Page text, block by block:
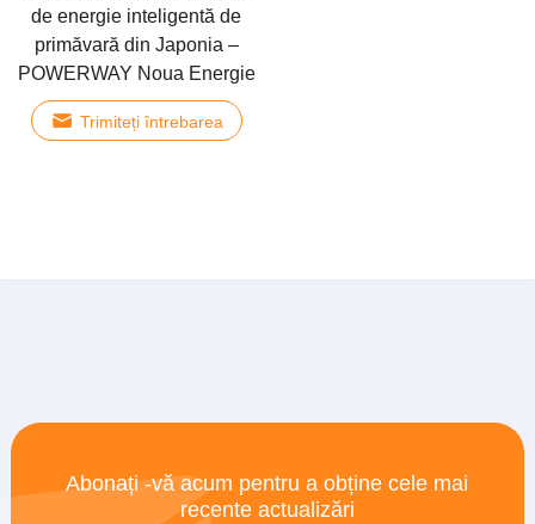
de energie inteligentă de
primăvară din Japonia –
POWERWAY Noua Energie
Trimiteți întrebarea
Abonați -vă acum pentru a obține cele mai
recente actualizări